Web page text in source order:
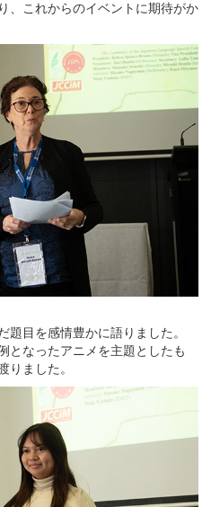
、これからのイベントに期待がか
目を感情豊かに語りました。
となったアニメを主題としたも
りました。